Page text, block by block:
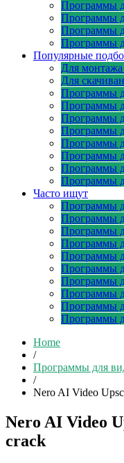
Программы
Программы
Программы
Программы
Популярные
Для
Для
Программы
Программы
Программы
Программы
Программы
Программы
Программы
Программы
Часто ищут
Программы
Программы
Программы
Программы
Программы
Программы
Программы
Программы
Программы
Программы
Home
/
Программы для
/
Nero AI Video
Nero AI Video
crack